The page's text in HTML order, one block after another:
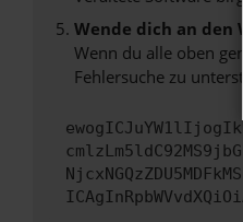
Wende dich an
Wenn du alle oben
Fehlersuche zu